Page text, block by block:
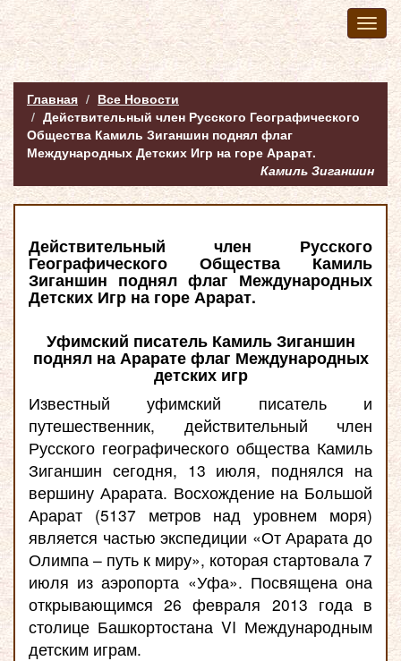
Главная
Все Новости
Действительный член Русского Географического
Общества Камиль Зиганшин поднял флаг
Международных Детских Игр на горе Арарат.
Камиль Зиганшин
Действительный член Русского
Географического Общества Камиль
Зиганшин поднял флаг Международных
Детских Игр на горе Арарат.
Уфимский писатель Камиль Зиганшин
поднял на Арарате флаг Международных
детских игр
Известный уфимский писатель и
путешественник, действительный член
Русского географического общества Камиль
Зиганшин сегодня, 13 июля, поднялся на
вершину Арарата. Восхождение на Большой
Арарат (5137 метров над уровнем моря)
является частью экспедиции «От Арарата до
Олимпа – путь к миру», которая стартовала 7
июля из аэропорта «Уфа». Посвящена она
открывающимся 26 февраля 2013 года в
столице Башкортостана VI Международным
детским играм.